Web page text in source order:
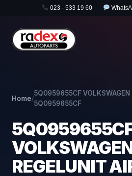
023 - 533 19 60
Home/
5Q0959655CF VOLKSWAGEN
5Q0959655CF
REGELUNIT